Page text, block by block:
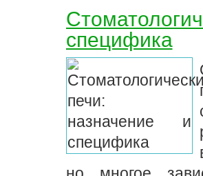
специфика